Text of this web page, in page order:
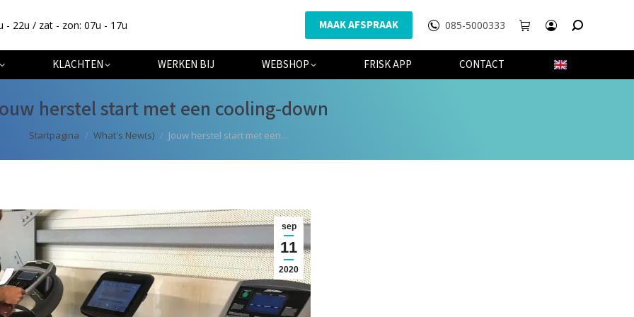
- 22u / zat - zon: 07u - 17u MAAK AFSPRAAK 085-5000333
KLACHTEN WERKEN BIJ WEBSHOP FRISK APP CONTACT
herstel start met een cooling-down
Je bent hier:
Startpagina What's New(s) Jouw herstel start met een…
sep
11
2020
ONS SPECIALISATIES WEBSHOP FRISK APP CONTACT